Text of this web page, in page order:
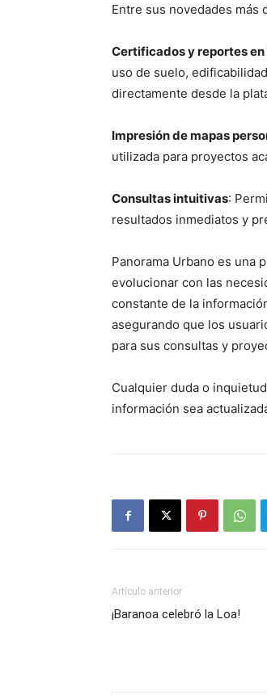
Entre sus novedades más
Certificados y reportes en
uso de suelo,
directamente desde la
Impresión de mapas
utilizada para proyectos
Consultas intuitivas:
resultados inmediatos y
Panorama Urbano es una
evolucionar con las
constante de la
asegurando que los
para sus consultas y
Cualquier duda o
información sea
Artículo anterior
¡Baranoa celebró la Loa!